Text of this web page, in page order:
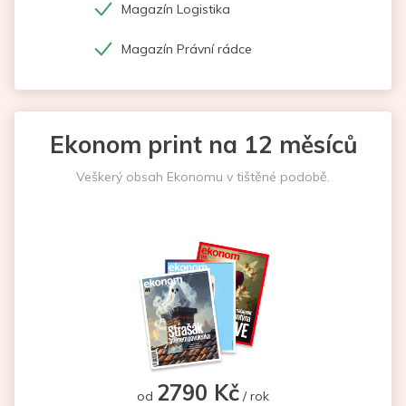
Magazín Logistika
Magazín Právní rádce
Ekonom print na 12 měsíců
Veškerý obsah Ekonomu v tištěné podobě.
od 2790 Kč / rok